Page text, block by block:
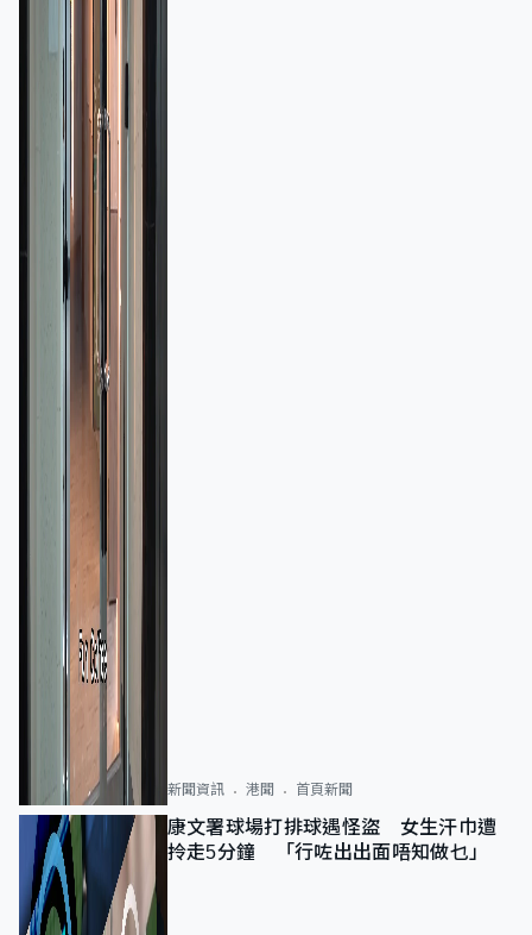
新聞資訊 港聞 首頁新聞
康文署球場打排球遇怪盜 女生汗巾遭
拎走5分鐘 「行咗出出面唔知做乜」